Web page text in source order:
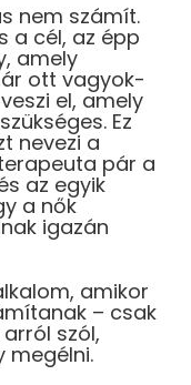
nem számít.
a cél, az épp
amely
ott vagyok-
el, amely
Ez
nevezi a
pár a
az egyik
a nők
igazán
amikor
– csak
szól,
megélni.